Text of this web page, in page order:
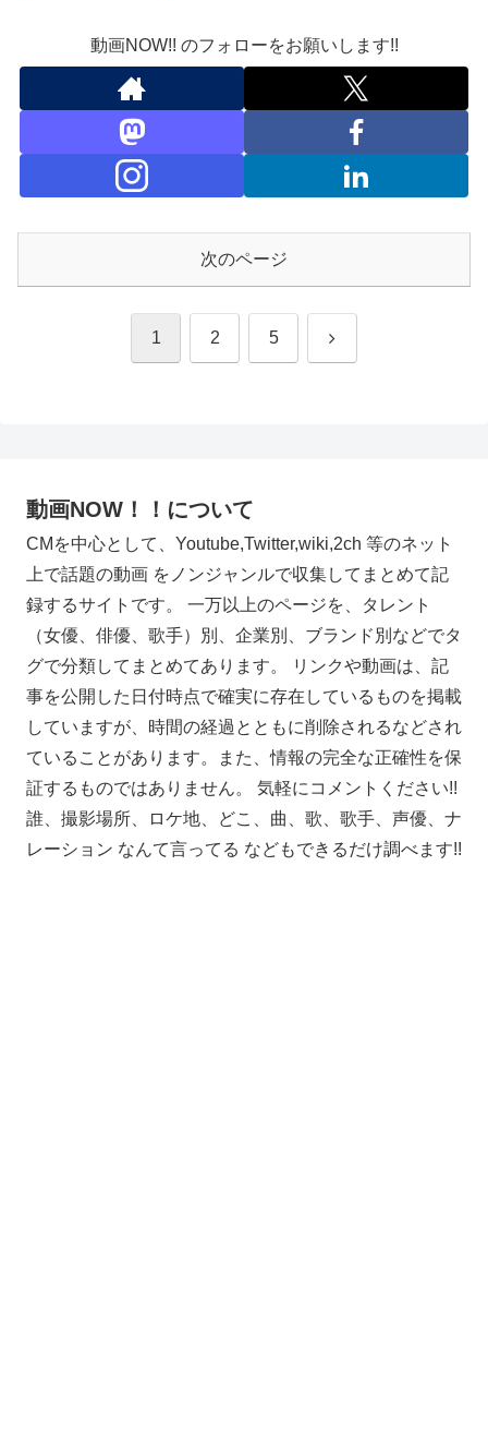
動画NOW!! のフォローをお願いします!!
次のページ
1 2 5 次
動画NOW！！について
CMを中心として、Youtube,Twitter,wiki,2ch 等のネット
上で話題の動画 をノンジャンルで収集してまとめて記
録するサイトです。 一万以上のページを、タレント
（女優、俳優、歌手）別、企業別、ブランド別などでタ
グで分類してまとめてあります。 リンクや動画は、記
事を公開した日付時点で確実に存在しているものを掲載
していますが、時間の経過とともに削除されるなどされ
ていることがあります。また、情報の完全な正確性を保
証するものではありません。 気軽にコメントください!!
誰、撮影場所、ロケ地、どこ、曲、歌、歌手、声優、ナ
レーション なんて言ってる などもできるだけ調べます!!